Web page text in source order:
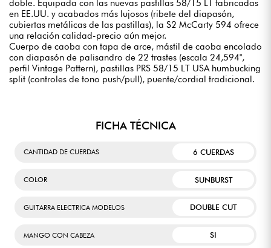
doble. Equipada con las nuevas pastillas 58/15 LT fabricadas
en EE.UU. y acabados más lujosos (ribete del diapasón,
cubiertas metálicas de las pastillas), la S2 McCarty 594 ofrece
una relación calidad-precio aún mejor.
Cuerpo de caoba con tapa de arce, mástil de caoba encolado
con diapasón de palisandro de 22 trastes (escala 24,594",
perfil Vintage Pattern), pastillas PRS 58/15 LT USA humbucking
split (controles de tono push/pull), puente/cordial tradicional.
FICHA TÉCNICA
CANTIDAD DE CUERDAS 6 CUERDAS
COLOR SUNBURST
GUITARRA ELECTRICA MODELOS DOUBLE CUT
MANGO CON CABEZA SI